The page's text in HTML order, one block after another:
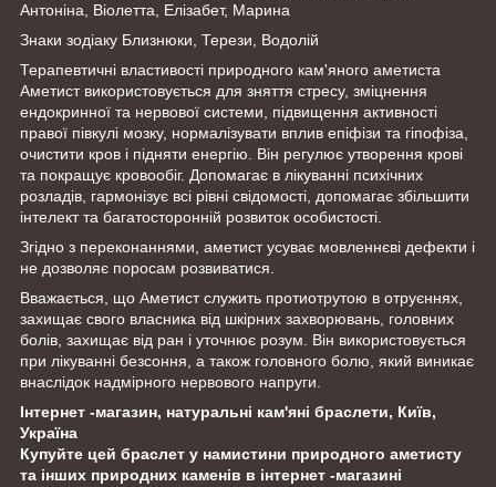
Антоніна, Віолетта, Елізабет, Марина
Знаки зодіаку Близнюки, Терези, Водолій
Терапевтичні властивості природного кам'яного аметиста
Аметист використовується для зняття стресу, зміцнення
ендокринної та нервової системи, підвищення активності
правої півкулі мозку, нормалізувати вплив епіфізи та гіпофіза,
очистити кров і підняти енергію. Він регулює утворення крові
та покращує кровообіг. Допомагає в лікуванні психічних
розладів, гармонізує всі рівні свідомості, допомагає збільшити
інтелект та багатосторонній розвиток особистості.
Згідно з переконаннями, аметист усуває мовленнєві дефекти і
не дозволяє поросам розвиватися.
Вважається, що Аметист служить протиотрутою в отруєннях,
захищає свого власника від шкірних захворювань, головних
болів, захищає від ран і уточнює розум. Він використовується
при лікуванні безсоння, а також головного болю, який виникає
внаслідок надмірного нервового напруги.
Інтернет -магазин, натуральні кам'яні браслети, Київ,
Україна
Купуйте цей браслет у намистини природного аметисту
та інших природних каменів в інтернет -магазині